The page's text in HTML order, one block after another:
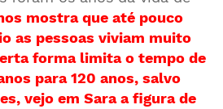
mostra que até pouco
as pessoas viviam muito
forma limita o tempo de
para 120 anos, salvo
vejo em Sara a figura de